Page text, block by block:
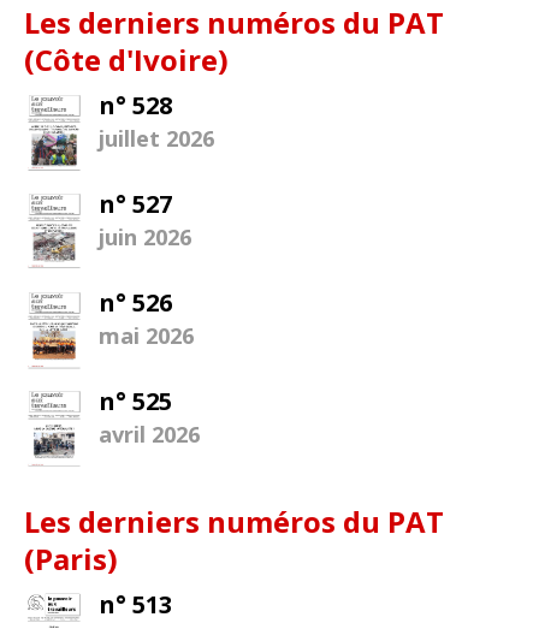
Les derniers numéros du PAT
(Côte d'Ivoire)
n° 528
juillet 2026
n° 527
juin 2026
n° 526
mai 2026
n° 525
avril 2026
Les derniers numéros du PAT
(Paris)
n° 513